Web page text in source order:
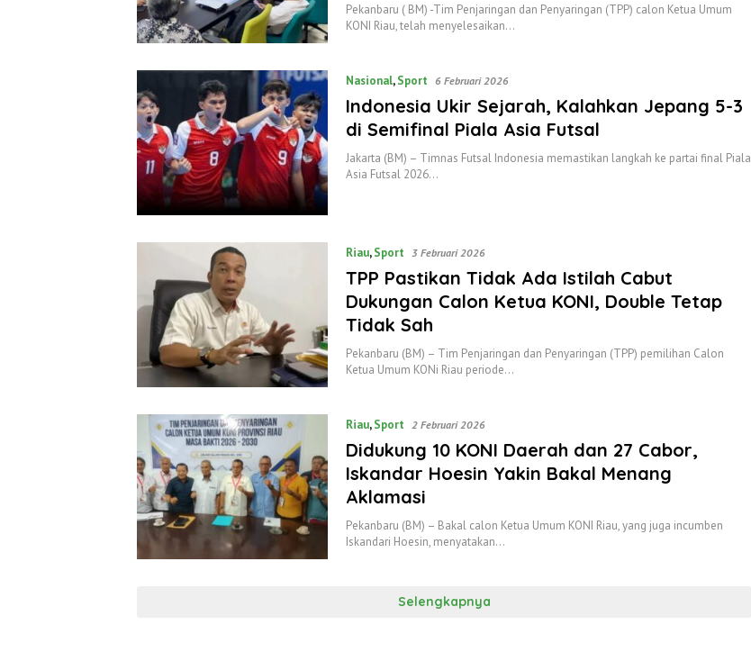
Pekanbaru ( BM) -Tim Penjaringan dan Penyaringan (TPP) calon Ketua Umum
KONI Riau, telah menyelesaikan…
Nasional,Sport 6 Februari 2026
Indonesia Ukir Sejarah, Kalahkan Jepang 5-3
di Semifinal Piala Asia Futsal
Jakarta (BM) – Timnas Futsal Indonesia memastikan langkah ke partai final Piala
Asia Futsal 2026…
Riau,Sport 3 Februari 2026
TPP Pastikan Tidak Ada Istilah Cabut
Dukungan Calon Ketua KONI, Double Tetap
Tidak Sah
Pekanbaru (BM) – Tim Penjaringan dan Penyaringan (TPP) pemilihan Calon
Ketua Umum KONi Riau periode…
Riau,Sport 2 Februari 2026
Didukung 10 KONI Daerah dan 27 Cabor,
Iskandar Hoesin Yakin Bakal Menang
Aklamasi
Pekanbaru (BM) – Bakal calon Ketua Umum KONI Riau, yang juga incumben
Iskandari Hoesin, menyatakan…
Selengkapnya